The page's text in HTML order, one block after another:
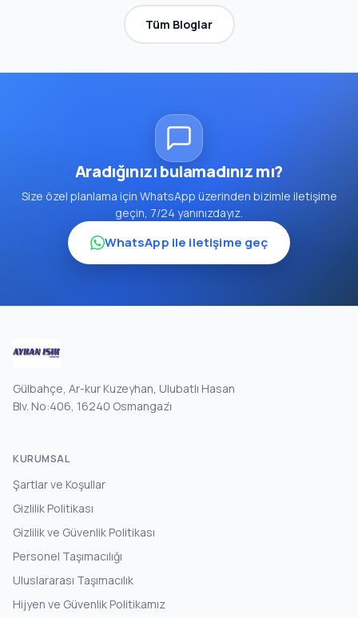
Tüm Bloglar
Aradığınızı bulamadınız mı?
Size özel planlama için WhatsApp üzerinden bizimle iletişime
geçin, 7/24 yanınızdayız.
WhatsApp ile iletişime geç
Gülbahçe, Ar-kur Kuzeyhan, Ulubatlı Hasan
Blv. No:406, 16240 Osmangazi̇
KURUMSAL
Şartlar ve Koşullar
Gizlilik Politikası
Gizlilik ve Güvenlik Politikası
Personel Taşımacılığı
Uluslararası Taşımacılık
Hijyen ve Güvenlik Politikamız